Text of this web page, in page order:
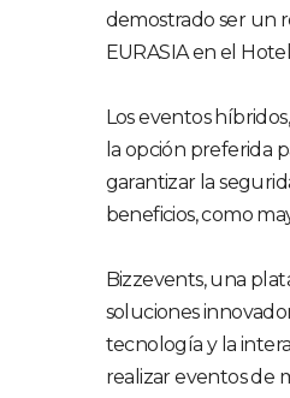
demostrado ser un
EURASIA en el
Los eventos
la opción preferida
garantizar la
beneficios, como
Bizzevents, una
soluciones
tecnología y la
realizar eventos de